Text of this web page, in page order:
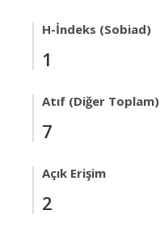
H-İndeks (Sobiad)
1
Atıf (Diğer Toplam)
7
Açık Erişim
2